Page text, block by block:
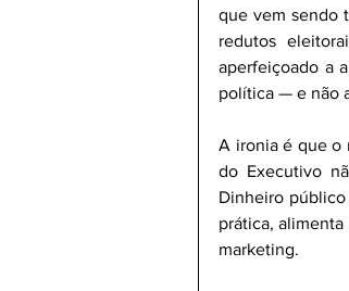
que vem sendo
redutos
aperfeiçoado a
política — e não
A ironia é que o
do Executivo
Dinheiro
prática,
marketing.